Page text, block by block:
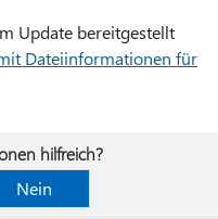
Update bereitgestellt
Dateiinformationen für
hilfreich?
Nein